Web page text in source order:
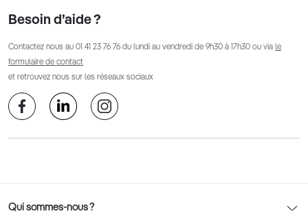
Besoin d’aide ?
Contactez nous au 01 41 23 76 76 du lundi au vendredi de 9h30 à 17h30 ou via le
formulaire de contact
et retrouvez nous sur les réseaux sociaux
Qui sommes-nous ?